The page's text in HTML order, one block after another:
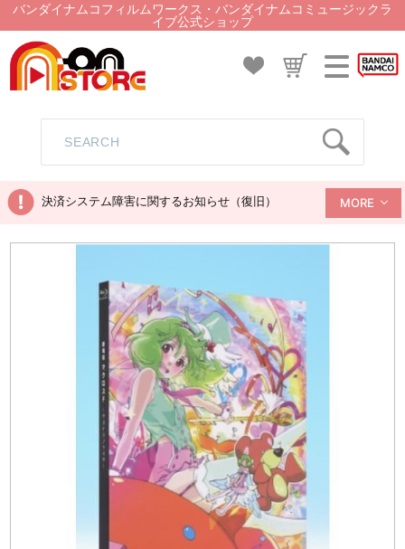
バンダイナムコフィルムワークス・バンダイナムコミュージックラ
イブ公式ショップ
決済システム障害に関するお知らせ（復旧） MORE